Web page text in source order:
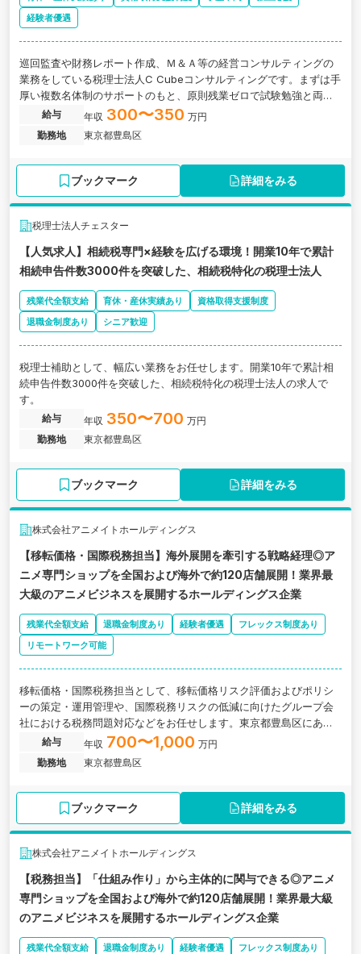
経験者優遇
巡回監査や財務レポート作成、Ｍ＆Ａ等の経営コンサルティングの
業務をしている税理士法人C Cubeコンサルティングです。まずは手
厚い複数名体制のサポートのもと、原則残業ゼロで試験勉強と両立
しながら実務経験を積めます。データ入力は専門チームに任せて、
税務申告の補助や財務レポート作成などの業務をおまかせします。
給与 年収 300〜350 万円
勤務地
東京都豊島区
ブックマーク 詳細をみる
税理士法人チェスター
【人気求人】相続税専門×経験を広げる環境！開業10年で累計
相続申告件数3000件を突破した、相続税特化の税理士法人
残業代全額支給 育休・産休実績あり
資格取得支援制度
退職金制度あり
シニア歓迎
税理士補助として、幅広い業務をお任せします。開業10年で累計相
続申告件数3000件を突破した、相続税特化の税理士法人の求人で
す。
給与 年収 350〜700 万円
勤務地
東京都豊島区
ブックマーク 詳細をみる
株式会社アニメイトホールディングス
【移転価格・国際税務担当】海外展開を牽引する戦略経理◎ア
ニメ専門ショップを全国および海外で約120店舗展開！業界最
大級のアニメビジネスを展開するホールディングス企業
残業代全額支給 退職金制度あり 経験者優遇
フレックス制度あり
リモートワーク可能
移転価格・国際税務担当として、移転価格リスク評価およびポリシ
ーの策定・運用管理や、国際税務リスクの低減に向けたグループ会
社における税務問題対応などをお任せします。東京都豊島区にあ
る、業界最大級のアニメビジネスを展開するホールディングス企業
の求人です。
給与 年収 700〜1,000 万円
勤務地
東京都豊島区
ブックマーク 詳細をみる
株式会社アニメイトホールディングス
【税務担当】「仕組み作り」から主体的に関与できる◎アニメ
専門ショップを全国および海外で約120店舗展開！業界最大級
のアニメビジネスを展開するホールディングス企業
残業代全額支給 退職金制度あり 経験者優遇
フレックス制度あり